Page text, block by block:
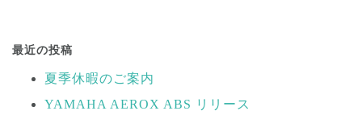
稿
ナ
最近の投稿
夏季休暇のご案内
YAMAHA AEROX ABS リリース